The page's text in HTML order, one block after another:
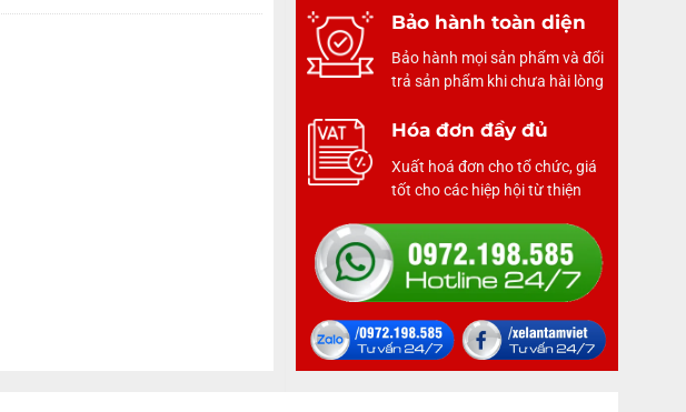
Bảo hành toàn diện
Bảo hành mọi sản phẩm và đổi
trả sản phẩm khi chưa hài lòng
Hóa đơn đầy đủ
Xuất hoá đơn cho tổ chức, giá
tốt cho các hiệp hội từ thiện